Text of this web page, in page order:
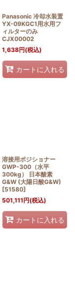
Panasonic 冷却水装置
YX-09KGC1用水用フ
ィルターのみ
CJX00002
1,638円(税込)
カートに入れる
溶接用ポジショナー
GWP-300（水平
300kg） 日本酸素
G&W (大陽日酸G&W)
[51580]
501,111円(税込)
カートに入れる